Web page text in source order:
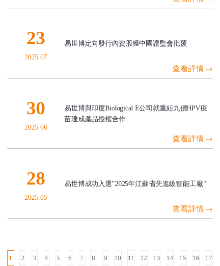
23
2025.07
易世博定向發行內資股獲中國證監會批覆
查看詳情
30
2025.06
易世博與印度Biological E公司就重組九價HPV疫
苗達成產品授權合作
查看詳情
28
2025.05
易世博成功入選"2025年江蘇省先進級智能工廠"
查看詳情
1 2 3 4 5 6 7 8 9 10 11 12 13 14 15 16 17